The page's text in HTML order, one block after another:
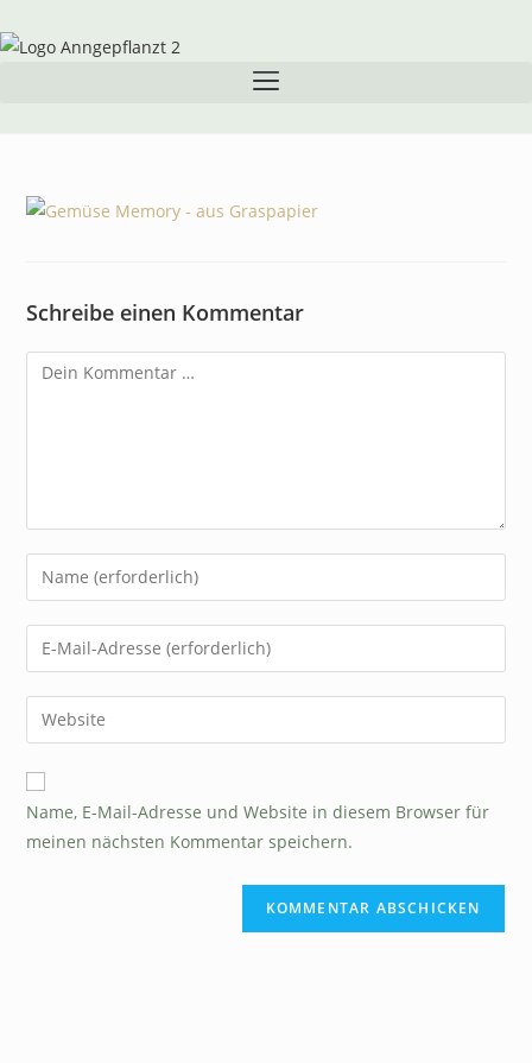
springen
Schreibe einen Kommentar
Name, E-Mail-Adresse und Website in diesem Browser für
meinen nächsten Kommentar speichern.